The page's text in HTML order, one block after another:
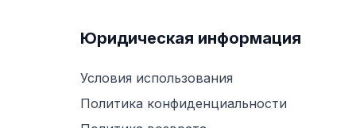
Юридическая информация
Условия использования
Политика конфиденциальности